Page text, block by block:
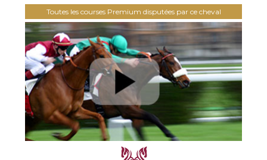
Toutes les courses Premium disputées par ce cheval